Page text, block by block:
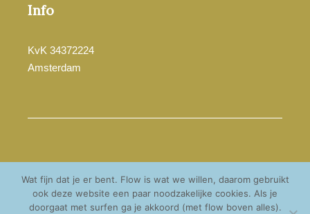
Info
KvK 34372224
Amsterdam
Privacyverklaring
Wat fijn dat je er bent. Flow is wat we willen, daarom gebruikt
ook deze website een paar noodzakelijke cookies. Als je
doorgaat met surfen ga je akkoord (met flow boven alles).